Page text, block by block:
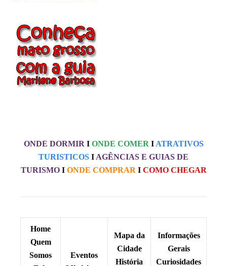
ONDE DORMIR I ONDE COMER I ATRATIVOS
TURISTICOS I AGÊNCIAS E GUIAS DE
TURISMOI ONDE COMPRAR I COMO CHEGAR
Home
Quem
Somos
Eventos
Mapa da
Cidade
História
Informações
Gerais
Curiosidades